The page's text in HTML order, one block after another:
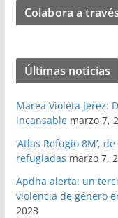
Colabora a
Últimas noticias
Marea Violeta Jerez:
incansable marzo 7,
‘Atlas Refugio 8M’,
refugiadas marzo 7,
Apdha alerta: un
violencia de género
2023